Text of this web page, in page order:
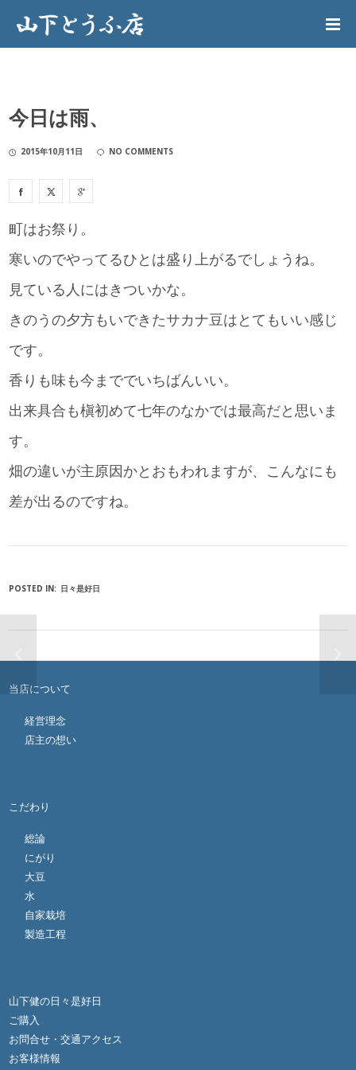
今日は雨、
2015年10月11日 NO COMMENTS
町はお祭り。
寒いのでやってるひとは盛り上がるでしょうね。
見ている人にはきついかな。
きのうの夕方もいできたサカナ豆はとてもいい感じ
です。
香りも味も今まででいちばんいい。
出来具合も槇初めて七年のなかでは最高だと思いま
す。
畑の違いが主原因かとおもわれますが、こんなにも
差が出るのですね。
POSTED IN: 日々是好日
当店について
経営理念
店主の想い
こだわり
総論
にがり
大豆
水
自家栽培
製造工程
山下健の日々是好日
ご購入
お問合せ・交通アクセス
お客様情報